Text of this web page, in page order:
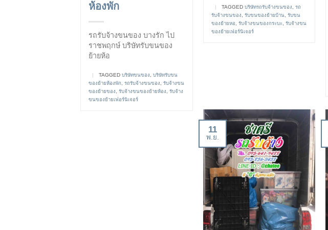
ห้องพัก
รถรับจ้างขนของ บางรัก ไป
ราชพฤกษ์ บริษัทรับขนของ
ย้ายห้อ
| TAGGED บริษัทขนของ
บริษัทรับขน
ของย้ายห้องพัก
รถรับจ้างขนของ
รับจ้างขน
ของย้ายของ
รับจ้างขนของย้ายห้อง
รับจ้าง
ขนของย้ายเฟอร์นิเจอร์
| TAGGED บริษัทรถรับจ้างขนของ, รถ
รับจ้างขนของ, รับขนของย้ายบ้าน, รับขน
ของย้ายหอ, รับจ้างขนของกระบะ, รับจ้างขน
ของย้ายเฟอร์นิเจอร์
11
พ.ย.